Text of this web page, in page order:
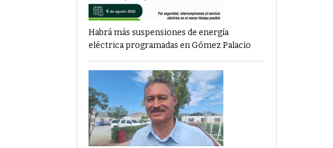
Habrá más suspensiones de energía
eléctrica programadas en Gómez Palacio